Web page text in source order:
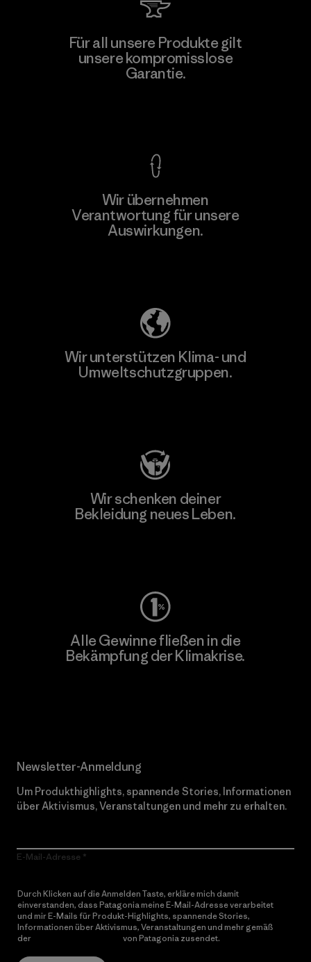
Li Peng Enterprise Co., Ltd.
Material-supplier
Für all unsere Produkte gilt
unsere kompromisslose
Garantie.
Wir übernehmen
Verantwortung für unsere
Auswirkungen.
Wir unterstützen Klima- und
Umweltschutzgruppen.
Wir schenken deiner
Bekleidung neues Leben.
Alle Gewinne fließen in die
Bekämpfung der Klimakrise.
Newsletter-Anmeldung
Um Produkthighlights, spannende Stories, Informationen
über Aktivismus, Veranstaltungen und mehr zu erhalten.
E-Mail-Adresse
Durch Klicken auf die Anmelden Taste, erkläre mich damit
einverstanden, dass Patagonia meine E-Mail-Adresse verarbeitet
und mir E-Mails für Produkt-Highlights, spannende Stories,
Informationen über Aktivismus, Veranstaltungen und mehr gemäß
der
von Patagonia zusendet.